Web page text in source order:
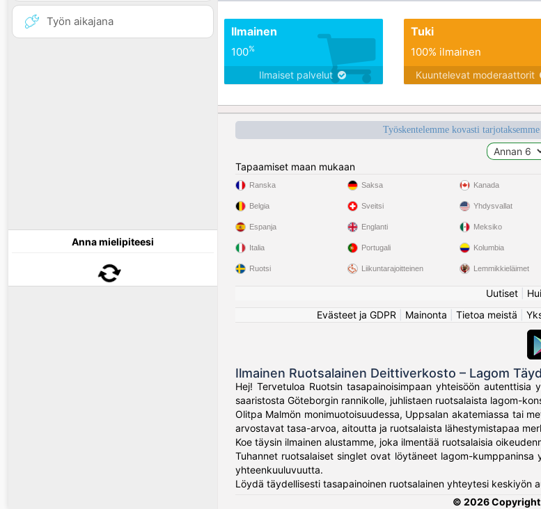
Työn aikajana
Anna mielipiteesi
Ilmainen
100%
Ilmaiset palvelut
Tuki
100% ilmainen
Kuuntelevat moderaattorit
Työskentelemme kovasti
Tapaamiset maan mukaan
Ranska
Belgia
Espanja
Italia
Ruotsi
Saksa
Sveitsi
Englanti
Portugali
Liikuntarajoitteinen
Kanada
Yhdysvallat
Meksiko
Kolumbia
Lemmikkieläimet
Uutiset
Evästeet ja GDPR
Mainonta Tietoa meistä
Ilmainen Ruotsalainen Deittiverkosto – Lagom
Hej! Tervetuloa Ruotsin tasapainoisimpaan yhteisöön
saaristosta Göteborgin rannikolle, juhlistaen ruotsalaista lagom-
Olitpa Malmön monimuotoisuudessa, Uppsalan akatemiassa tai
arvostavat tasa-arvoa, aitoutta ja ruotsalaista lähestymistapaa
Koe täysin ilmainen alustamme, joka ilmentää ruotsalaisia
Tuhannet ruotsalaiset singlet ovat löytäneet lagom-
yhteenkuuluvuutta.
Löydä täydellisesti tasapainoinen ruotsalainen yhteytesi keskiyön
© 2026 Copyright